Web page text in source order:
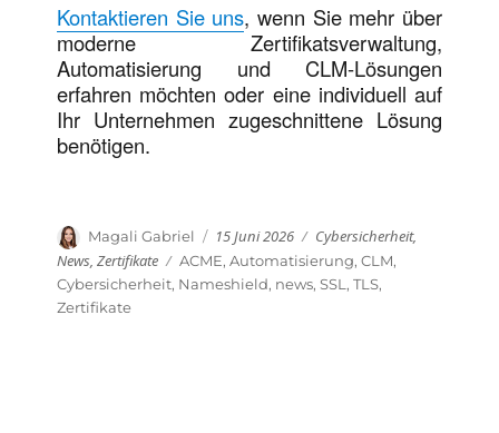
Kontaktieren Sie uns, wenn Sie mehr über
moderne Zertifikatsverwaltung,
Automatisierung und CLM-Lösungen
erfahren möchten oder eine individuell auf
Ihr Unternehmen zugeschnittene Lösung
benötigen.
Autor
Magali Gabriel Veröffentlicht
am
15 Juni 2026 Kategorien
Cybersicherheit,
News ,Zertifikate Schlagwörter
ACME,Automatisierung,CLM,
Cybersicherheit, Nameshield, news,SSL ,TLS,
Zertifikate